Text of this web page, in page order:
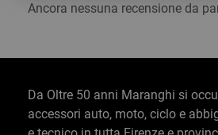
Ancora nessuna recensione da
Da Oltre 50 anni Maranghi si
accessori auto, moto, ciclo e